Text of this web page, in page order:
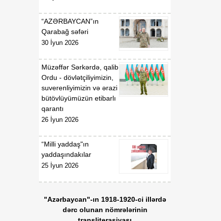
F.N.İsmayılovun
Azərbaycan
Respublikasının UNESCO
nümayəndəsi təyin
edilməsi haqqında
00:52
07 Avqust
E.T.Abdullayevin
Azərbaycan
Respublikasının UNESCO
nümayəndəsi vəzifəsindən
geri çağırılması haqqında
00:51
Azərbaycan
Şurası yanında daimi
07 Avqust
“AZƏRBAYCAN”ın
Qarabağ səfəri
30 İyun 2026
Müzəffər Sərkərdə, qalib
Ordu - dövlətçiliyimizin,
suverenliyimizin və ərazi
bütövlüyümüzün etibarlı
qarantı
26 İyun 2026
“Milli yaddaş"ın
yaddaşındakılar
25 İyun 2026
"Azərbaycan"-ın 1918-1920-ci illərdə
dərc olunan nömrələrinin